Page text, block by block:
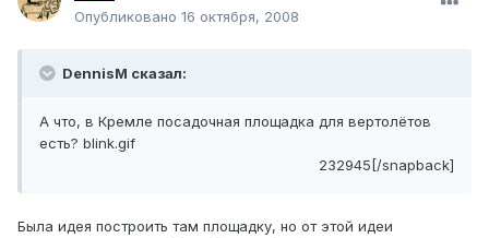
Опубликовано 16 октября, 2008
DennisM сказал:
А что, в Кремле посадочная площадка для вертолётов
есть? blink.gif
232945[/snapback]
Была идея построить там площадку, но от этой идеи